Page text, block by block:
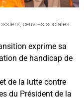
œuvres sociales
exprime sa
de handicap de
de la lutte contre
du Président de la